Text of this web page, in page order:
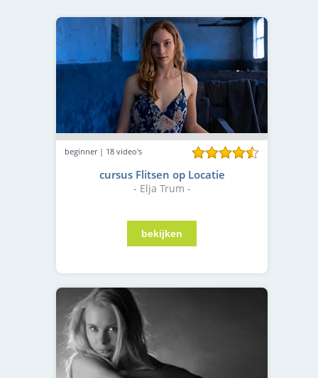
beginner | 18 video's
cursus Flitsen op Locatie
- Elja Trum -